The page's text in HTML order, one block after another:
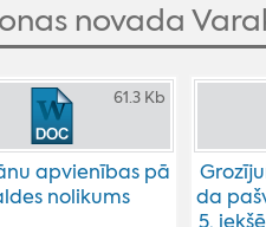
novada
61.3 Kb
apvienības pā
nolikums
da
5.